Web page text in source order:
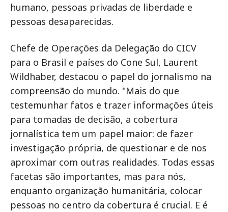
humano, pessoas privadas de liberdade e
pessoas desaparecidas.
Chefe de Operações da Delegação do CICV
para o Brasil e países do Cone Sul, Laurent
Wildhaber, destacou o papel do jornalismo na
compreensão do mundo. "Mais do que
testemunhar fatos e trazer informações úteis
para tomadas de decisão, a cobertura
jornalística tem um papel maior: de fazer
investigação própria, de questionar e de nos
aproximar com outras realidades. Todas essas
facetas são importantes, mas para nós,
enquanto organização humanitária, colocar
pessoas no centro da cobertura é crucial. E é